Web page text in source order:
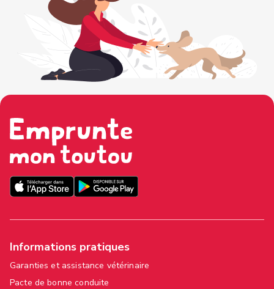
Informations pratiques
Garanties et assistance vétérinaire
Pacte de bonne conduite